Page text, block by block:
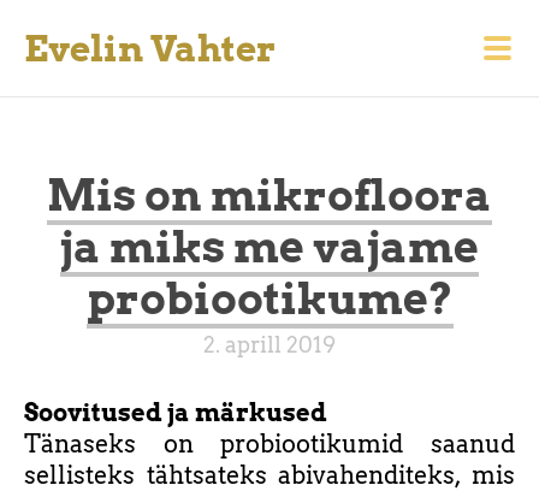
Evelin Vahter
Mis on mikrofloora
ja miks me vajame
probiootikume?
2. aprill 2019
Soovitused ja märkused
Tänaseks on probiootikumid saanud
sellisteks tähtsateks abivahenditeks, mis